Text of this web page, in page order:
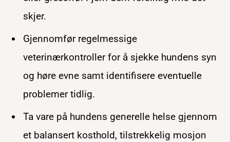
skjer.
Gjennomfør regelmessige
veterinærkontroller for å sjekke hundens syn
og høre evne samt identifisere eventuelle
problemer tidlig.
Ta vare på hundens generelle helse gjennom
et balansert kosthold, tilstrekkelig mosjon